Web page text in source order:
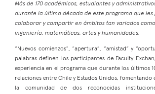
Más de 170 académicos, estudiantes y
durante la última década de este programa que les
colaborar y compartir en ámbitos tan variados
ingeniería, matemáticas, artes y humanidades.
“Nuevos comienzos”, “apertura”, “amistad” y
palabras definen los participantes de Faculty
experiencia en el programa que durante los últimos
relaciones entre Chile y Estados Unidos,
la comunidad de dos reconocidas